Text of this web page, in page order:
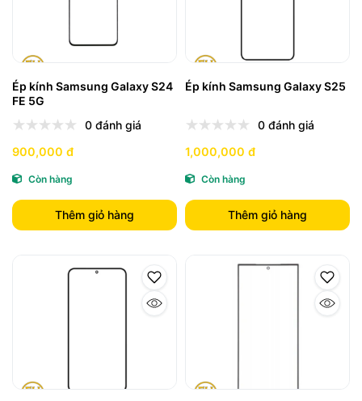
Ép kính Samsung Galaxy S24
FE 5G
0 đánh giá
900,000 đ
Còn hàng
Thêm giỏ hàng
Ép kính Samsung Galaxy S25
0 đánh giá
1,000,000 đ
Còn hàng
Thêm giỏ hàng